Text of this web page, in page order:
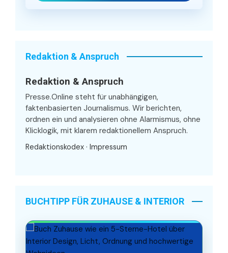
Redaktion & Anspruch
Redaktion & Anspruch
Presse.Online steht für unabhängigen,
faktenbasierten Journalismus. Wir berichten,
ordnen ein und analysieren ohne Alarmismus, ohne
Klicklogik, mit klarem redaktionellem Anspruch.
Redaktionskodex · Impressum
BUCHTIPP FÜR ZUHAUSE & INTERIOR